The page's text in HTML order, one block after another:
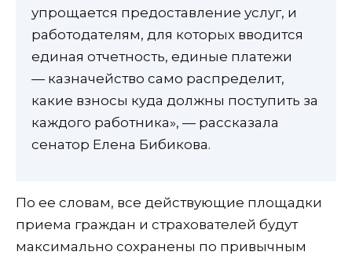
упрощается предоставление услуг, и
работодателям, для которых вводится
единая отчетность, единые платежи
— казначейство само распределит,
какие взносы куда должны поступить за
каждого работника», — рассказала
сенатор Елена Бибикова.
По ее словам, все действующие площадки
приема граждан и страхователей будут
максимально сохранены по привычным